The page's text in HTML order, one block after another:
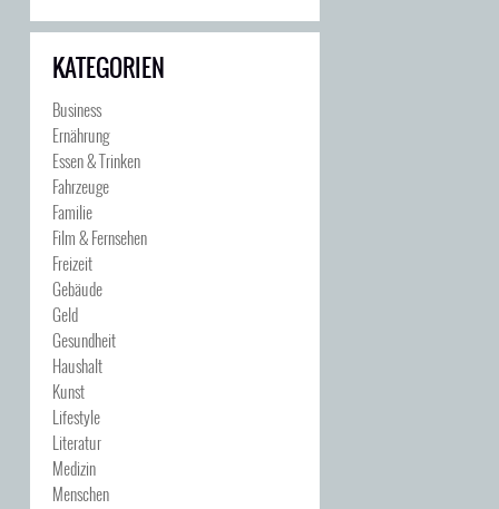
KATEGORIEN
Business
Ernährung
Essen & Trinken
Fahrzeuge
Familie
Film & Fernsehen
Freizeit
Gebäude
Geld
Gesundheit
Haushalt
Kunst
Lifestyle
Literatur
Medizin
Menschen